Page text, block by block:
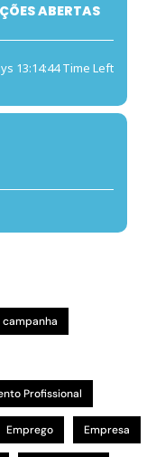
ABERTAS
13:14:44 Time Left
campanha
Profissional
Emprego Empresa